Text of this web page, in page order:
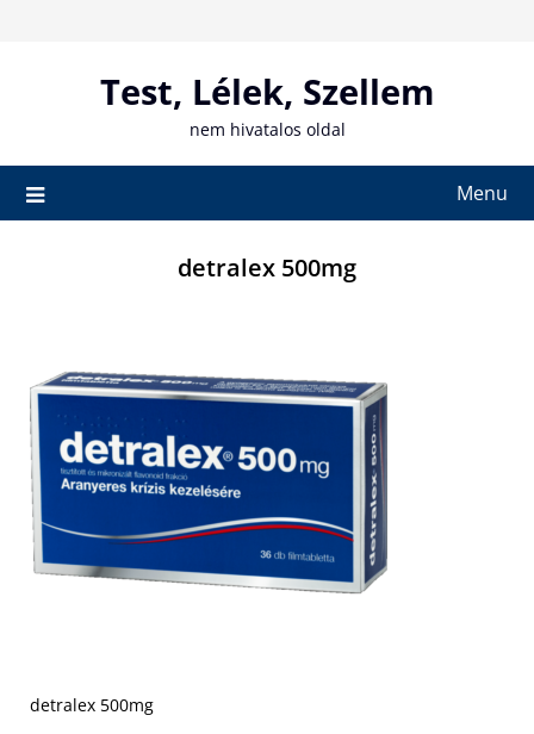
Test, Lélek, Szellem
nem hivatalos oldal
Menu
detralex 500mg
detralex 500mg